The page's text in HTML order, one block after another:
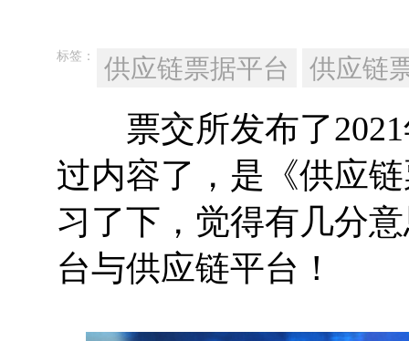
标签： 供应链票据平台 供应链
票交所发布了2021
过内容了，是《供应
习了下，觉得有几分
台与供应链平台！